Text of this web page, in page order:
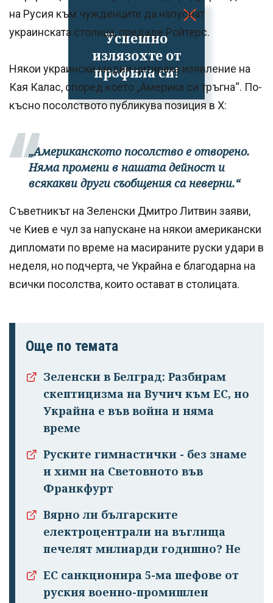
Успешно
излязохте от
профила си!
на Русия към чужденците да напуснат
украинската столица, предаде Ройтерс.
Някои украински медии цитираха изявление на
Кая Калас, според което „Америка си тръгна“. По-
късно посолството публикува позиция в X:
„Американското посолство е отворено.
Няма промени в нашата дейност и
всякакви други съобщения са неверни.“
Съветникът на Зеленски Дмитро Литвин заяви,
че Киев е чул за напускане на някои американски
дипломати по време на масираните руски удари в
неделя, но подчерта, че Украйна е благодарна на
всички посолства, които остават в столицата.
Още по темата
Зеленски в Белград: Разбирам
скептицизма на Вучич към ЕС, но
Украйна е във война и няма
време
Руските гимнастички - без знаме
и химн на Световното във
Франкфурт
Вярно ли българските
електроцентрали на въглища
печелят милиарди годишно? Не
ЕС санкционира 5-ма шефове от
руския военно-промишлен